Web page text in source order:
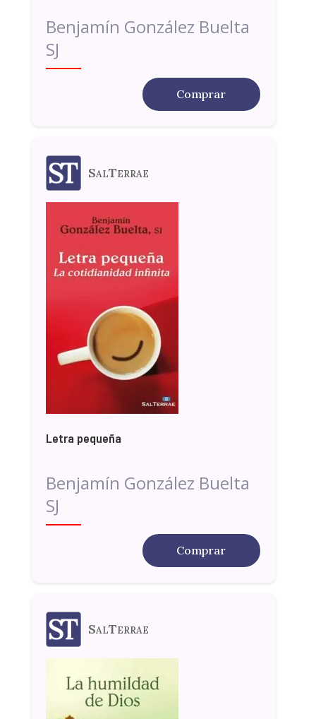
Benjamín González Buelta
SJ
Comprar
SalTerrae
Letra pequeña
Benjamín González Buelta
SJ
Comprar
SalTerrae